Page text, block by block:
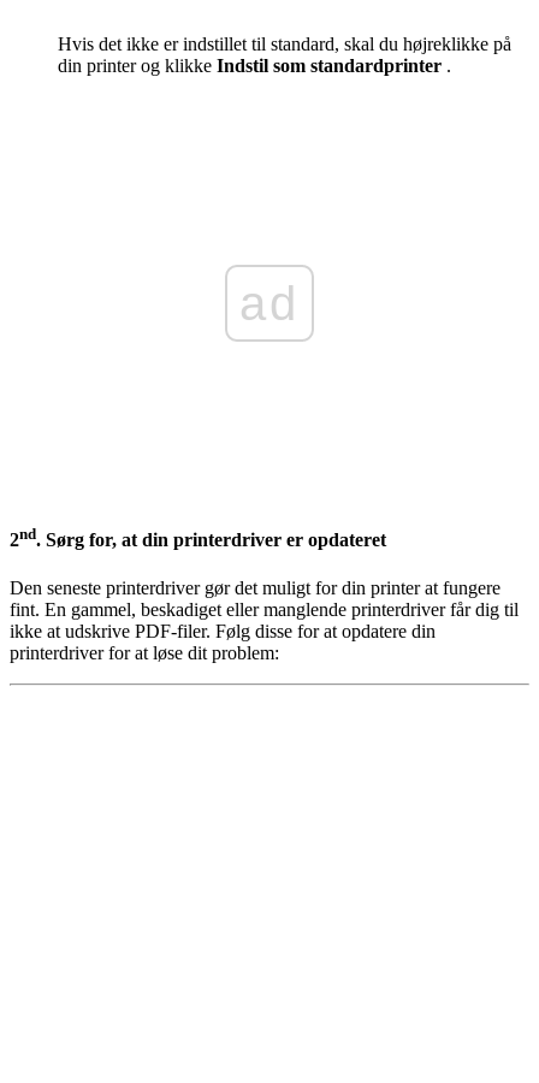
Hvis det ikke er indstillet til standard, skal du højreklikke på
din printer og klikke Indstil som standardprinter .
ad
2nd. Sørg for, at din printerdriver er opdateret
Den seneste printerdriver gør det muligt for din printer at fungere
fint. En gammel, beskadiget eller manglende printerdriver får dig til
ikke at udskrive PDF-filer. Følg disse for at opdatere din
printerdriver for at løse dit problem: